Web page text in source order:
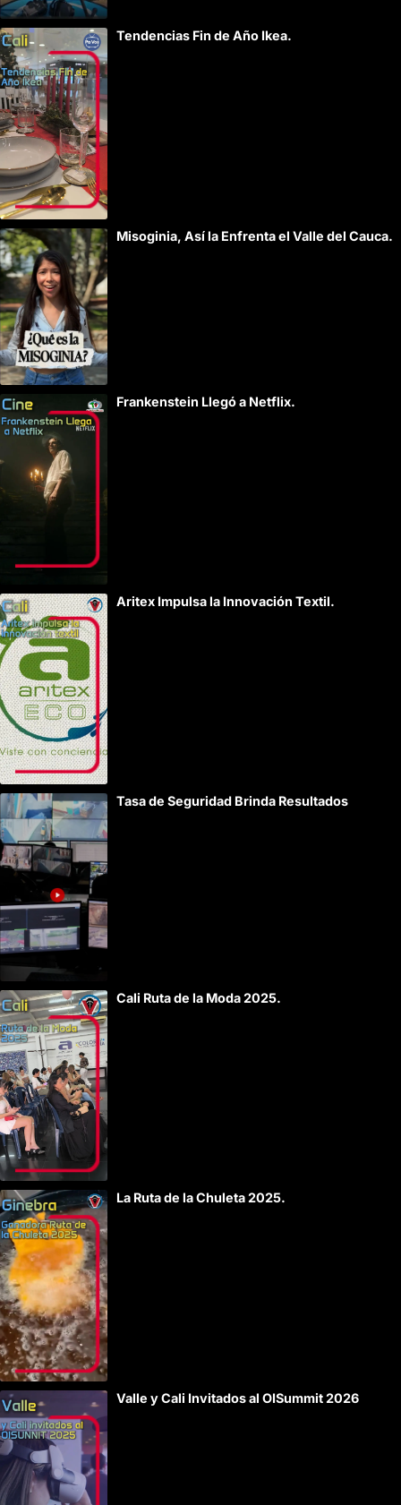
Tendencias Fin de Año Ikea.
Misoginia, Así la Enfrenta el Valle del Cauca.
Frankenstein Llegó a Netflix.
Aritex Impulsa la Innovación Textil.
Tasa de Seguridad Brinda Resultados
Cali Ruta de la Moda 2025.
La Ruta de la Chuleta 2025.
Valle y Cali Invitados al OISummit 2026